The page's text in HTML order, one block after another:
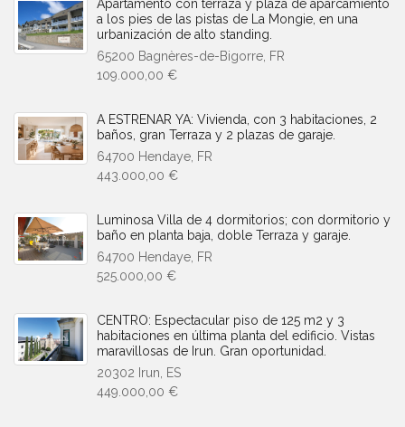
Apartamento con terraza y plaza de aparcamiento
a los pies de las pistas de La Mongie, en una
urbanización de alto standing.
65200 Bagnères-de-Bigorre, FR
109.000,00 €
A ESTRENAR YA: Vivienda, con 3 habitaciones, 2
baños, gran Terraza y 2 plazas de garaje.
64700 Hendaye, FR
443.000,00 €
Luminosa Villa de 4 dormitorios; con dormitorio y
baño en planta baja, doble Terraza y garaje.
64700 Hendaye, FR
525.000,00 €
CENTRO: Espectacular piso de 125 m2 y 3
habitaciones en última planta del edificio. Vistas
maravillosas de Irun. Gran oportunidad.
20302 Irun, ES
449.000,00 €